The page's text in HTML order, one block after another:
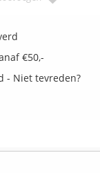
€50,-
- Niet tevreden?